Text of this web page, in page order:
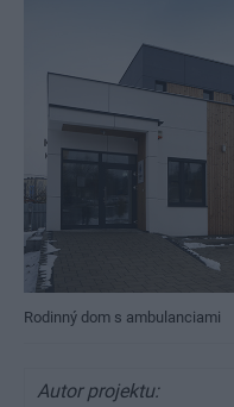
Rodinný dom s ambulanciami
Autor projektu: